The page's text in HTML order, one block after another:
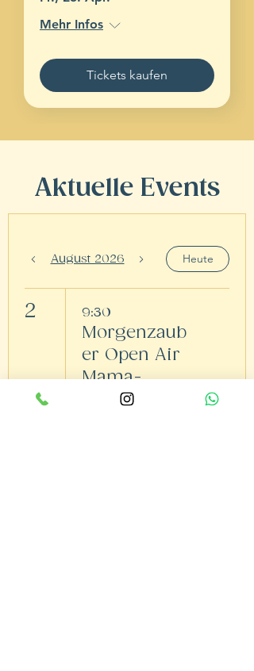
Mehr Infos
Tickets kaufen
Aktuelle Events
August 2026 Heute
2 9:30
Morgenzaub
er Open Air
Mama-
Kind(er)